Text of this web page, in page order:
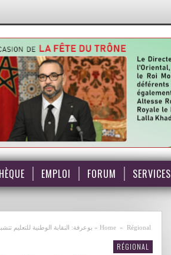
EMPLOI FORUM SERVICES
Home » Régional
» بوعرفة: النقابة الوطنية للتعليم
RÉGIONAL